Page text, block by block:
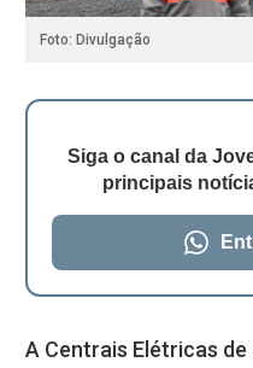
Foto: Divulgação
Siga o canal da
principais
A Centrais Elétricas